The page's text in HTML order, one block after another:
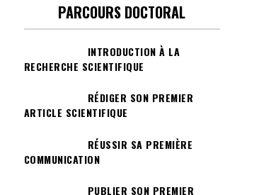
PARCOURS DOCTORAL
INTRODUCTION À LA
RECHERCHE SCIENTIFIQUE
RÉDIGER SON PREMIER
ARTICLE SCIENTIFIQUE
RÉUSSIR SA PREMIÈRE
COMMUNICATION
PUBLIER SON PREMIER